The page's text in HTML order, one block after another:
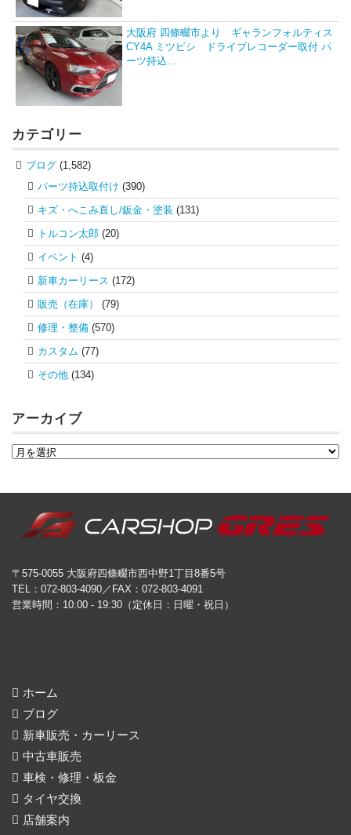
大阪府 四條畷市より ギャランフォルティス
CY4A ミツビシ ドライブレコーダー取付 パ
ーツ持込…
カテゴリー
ブログ (1,582)
パーツ持込取付け (390)
キズ・へこみ直し/鈑金・塗装 (131)
トルコン太郎 (20)
イベント (4)
新車カーリース (172)
販売（在庫）
(79)
修理・整備 (570)
カスタム (77)
その他 (134)
アーカイブ
〒575-0055 大阪府四條畷市西中野1丁目8番5号
TEL：072-803-4090／FAX：072-803-4091
営業時間：10:00 - 19:30（定休日：日曜・祝日）
ホーム
ブログ
新車販売・カーリース
中古車販売
車検・修理・板金
タイヤ交換
店舗案内